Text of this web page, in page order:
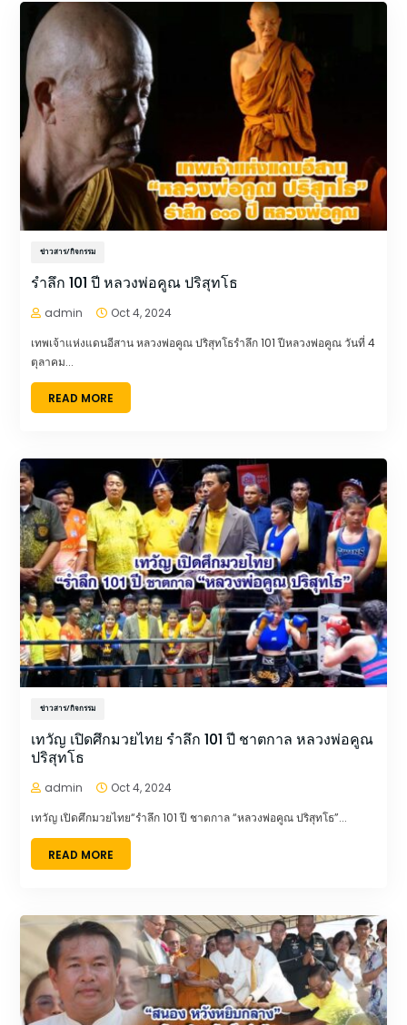
ข่าวสาร/กิจกรรม
รำลึก 101 ปี หลวงพ่อคูณ ปริสุทโธ
 admin  Oct 4, 2024
เทพเจ้าแห่งแดนอีสาน หลวงพ่อคูณ ปริสุทโธรำลึก 101 ปีหลวงพ่อคูณ วันที่ 4
ตุลาคม...
READ MORE
ข่าวสาร/กิจกรรม
เทวัญ เปิดศึกมวยไทย รำลึก 101 ปี ชาตกาล หลวงพ่อคูณ
ปริสุทโธ
 admin  Oct 4, 2024
เทวัญ เปิดศึกมวยไทย“รำลึก 101 ปี ชาตกาล “หลวงพ่อคูณ ปริสุทโธ”...
READ MORE